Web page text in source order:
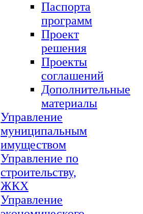
Паспорта
программ
Проект
решения
Проекты
соглашений
Дополнительные
материалы
Управление
муниципальным
имуществом
Управление по
строительству,
ЖКХ
Управление